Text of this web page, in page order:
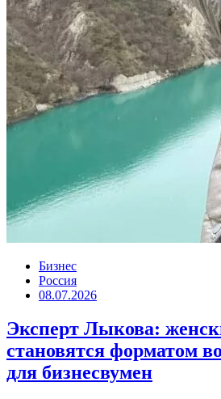
Бизнес
Россия
08.07.2026
Эксперт Лыкова:
становятся форматом
для бизнесвумен